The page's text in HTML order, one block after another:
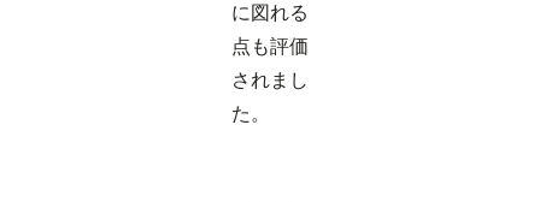
に図れる
点も評価
されまし
た。